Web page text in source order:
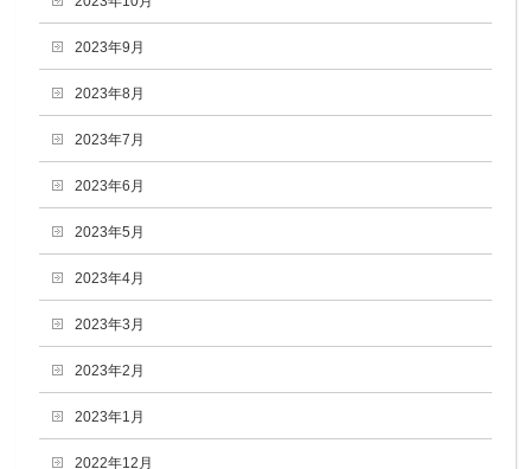
2023年9月
2023年8月
2023年7月
2023年6月
2023年5月
2023年4月
2023年3月
2023年2月
2023年1月
2022年12月